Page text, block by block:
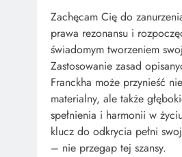
Zachęcam Cię do
prawa rezonansu i
świadomym tworzeniem
Zastosowanie zasad
Franckha może przynieść
materialny, ale także
spełnienia i harmonii w
klucz do odkrycia pełni
– nie przegap tej szansy.